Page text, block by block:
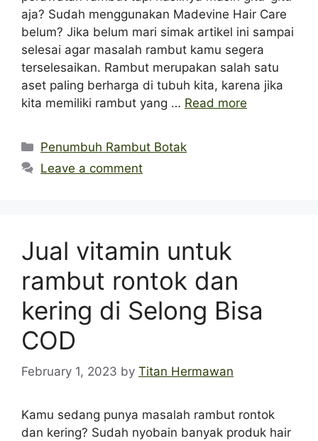
aja? Sudah menggunakan Madevine Hair Care
belum? Jika belum mari simak artikel ini sampai
selesai agar masalah rambut kamu segera
terselesaikan. Rambut merupakan salah satu
aset paling berharga di tubuh kita, karena jika
kita memiliki rambut yang … Read more
Categories
Penumbuh Rambut Botak
Leave a comment
Jual vitamin untuk
rambut rontok dan
kering di Selong Bisa
COD
February 1, 2023 by Titan Hermawan
Kamu sedang punya masalah rambut rontok
dan kering? Sudah nyobain banyak produk hair